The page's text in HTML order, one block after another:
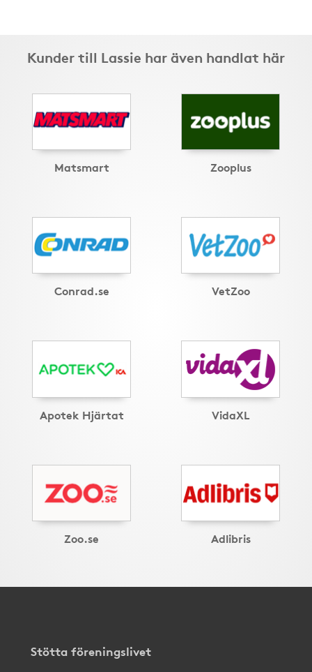
Kunder till Lassie har även handlat här
Matsmart Zooplus
Conrad.se VetZoo
Apotek Hjärtat VidaXL
Zoo.se Adlibris
Stötta föreningslivet